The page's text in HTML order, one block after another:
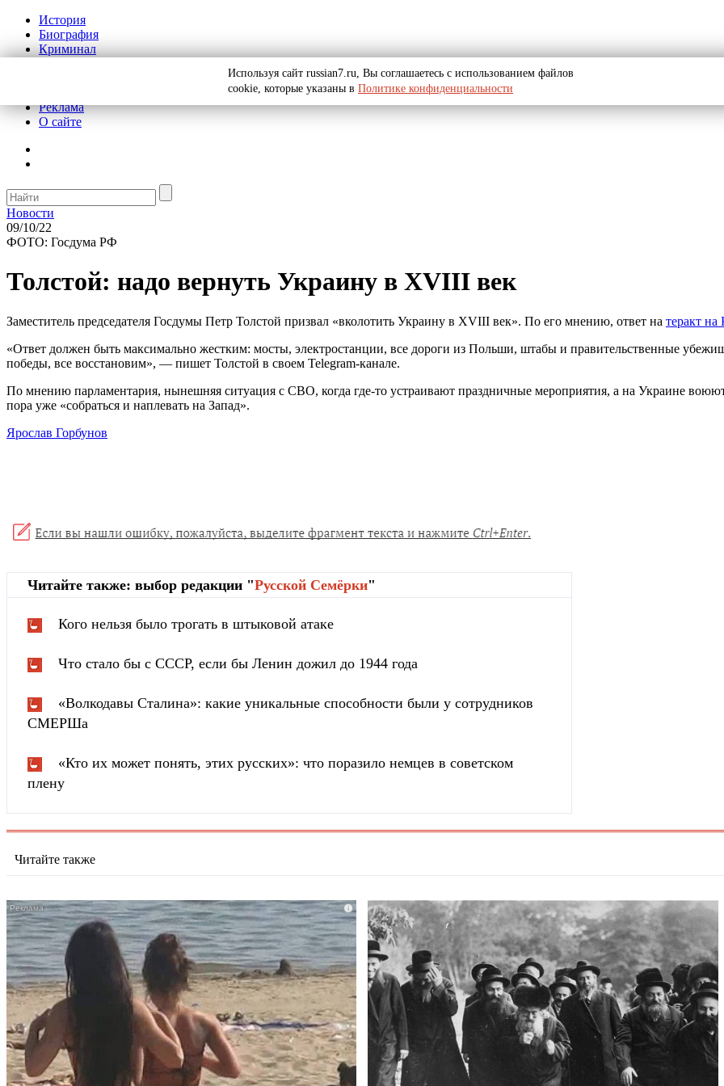
История
Биография
Криминал
Реклама
О сайте
Новости
09/10/22
ФОТО: Госдума РФ
Толстой: надо вернуть Украину в XVIII век
Заместитель председателя Госдумы Петр Толстой призвал «вколотить Украину в XVIII век». По его мнению, ответ на теракт
«Ответ должен быть максимально жестким: мосты, электростанции, все дороги из Польши, штабы и правительственные
победы, все восстановим», — пишет Толстой в своем Telegram-канале.
По мнению парламентария, нынешняя ситуация с СВО, когда где-то устраивают праздничные мероприятия, а на Украине
пора уже «собраться и наплевать на Запад».
Ярослав Горбунов
Читайте также: выбор редакции "Русской Cемёрки"
Кого нельзя было трогать в штыковой атаке
Что стало бы с СССР, если бы Ленин дожил до 1944 года
«Волкодавы Сталина»: какие уникальные способности были у сотрудников
СМЕРШа
«Кто их может понять, этих русских»: что поразило немцев в советском
плену
Читайте также
i
Используя сайт russian7.ru, Вы соглашаетесь с использованием файлов
cookie, которые указаны в Политике конфиденциальности